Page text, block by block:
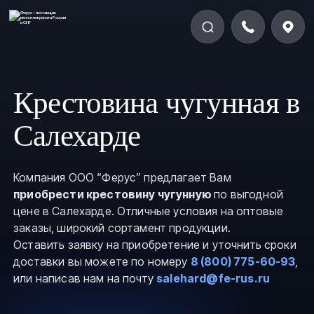
Крестовина чугунная в
Салехарде
Компания ООО “Ферус” предлагает Вам
приобрести крестовину чугуннуюпо выгодной
цене в Салехарде. Отличные условия на оптовые
заказы, широкий сортамент продукции.
Оставить заявку на приобретение и уточнить сроки
доставки вы можете по номеру 8 (800) 775-60-93,
или написав нам на почту salehard@fe-rus.ru